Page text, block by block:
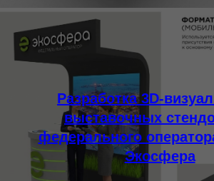
Разработка 3D-
выставочных
федерального
Экосфера